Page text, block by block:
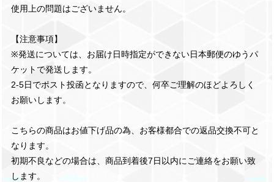
使用上の問題はございません。
【注意事項】
※発送については、お届け日時指定ができない日本郵便のゆうパ
ケットで発送します。
2-5日でポスト投函となりますので、何卒ご理解のほどよろしく
お願いします。
こちらの商品はお値下げ品の為、お客様都合での返品交換不可と
なります。
初期不良などの場合は、商品到着後7日以内にご連絡をお願い致
します。